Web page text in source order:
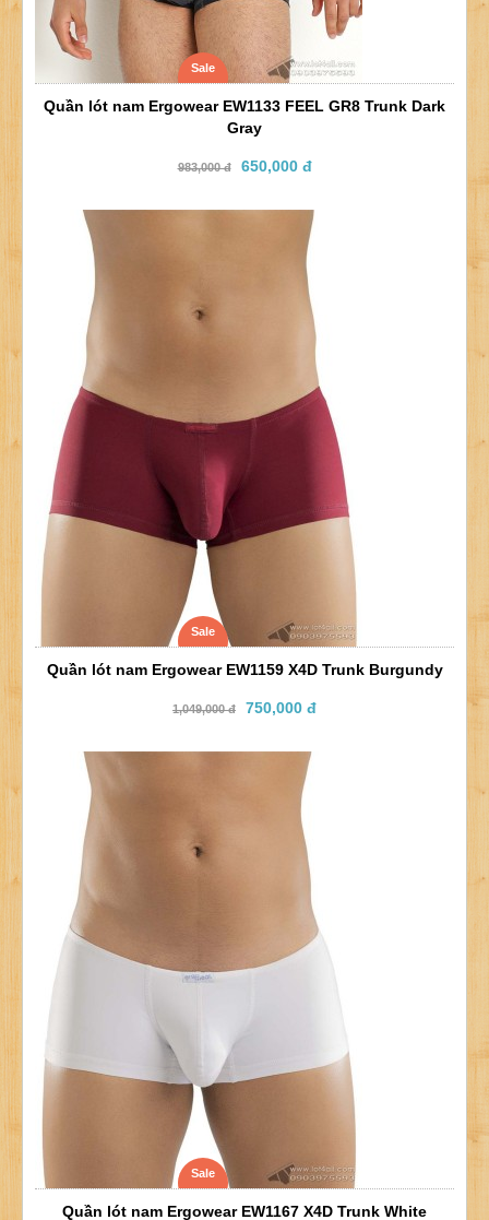
Sale
Quần lót nam Ergowear EW1133 FEEL GR8 Trunk Dark
Gray
983,000 đ 650,000 đ
Sale
Quần lót nam Ergowear EW1159 X4D Trunk Burgundy
1,049,000 đ 750,000 đ
Sale
Quần lót nam Ergowear EW1167 X4D Trunk White